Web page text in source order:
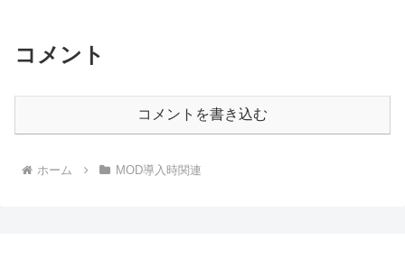
コメント
コメントを書き込む
ホーム MOD導入時関連